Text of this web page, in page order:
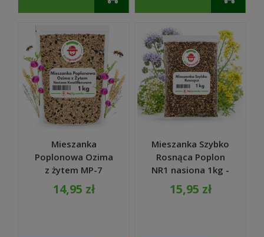
Mieszanka
Poplonowa Ozima
z żytem MP-7
nasiona 1kg
14,95 zł
Mieszanka Szybko
Rosnąca Poplon
NR1 nasiona 1kg -
RajOgrodnika
15,95 zł